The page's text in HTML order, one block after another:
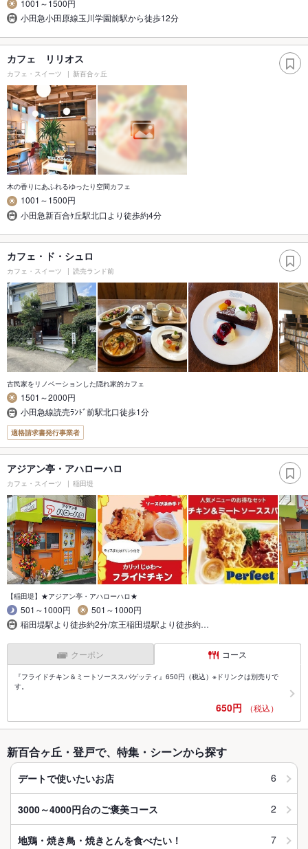
1001～1500円
小田急小田原線玉川学園前駅から徒歩12分
カフェ リリオス
カフェ・スイーツ 新百合ヶ丘
木の香りにあふれるゆったり空間カフェ
1001～1500円
小田急新百合ｹ丘駅北口より徒歩約4分
カフェ・ド・シュロ
カフェ・スイーツ 読売ランド前
古民家をリノベーションした隠れ家的カフェ
1501～2000円
小田急線読売ﾗﾝﾄﾞ前駅北口徒歩1分
適格請求書発行事業者
アジアン亭・アハローハロ
カフェ・スイーツ 稲田堤
【稲田堤】★アジアン亭・アハローハロ★
501～1000円
501～1000円
稲田堤駅より徒歩約2分/京王稲田堤駅より徒歩約…
クーポン コース
『フライドチキン＆ミートソーススパゲッティ』650円（税込）※ドリンクは別売りで
す。
650円 （税込）
新百合ヶ丘・登戸で、特集・シーンから探す
デートで使いたいお店 6
3000～4000円台のご褒美コース 2
地鶏・焼き鳥・焼きとんを食べたい！ 7